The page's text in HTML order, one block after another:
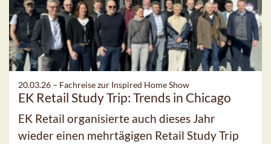
20.03.26 – Fachreise zur Inspired Home Show
EK Retail Study Trip: Trends in Chicago
EK Retail organisierte auch dieses Jahr
wieder einen mehrtägigen Retail Study Trip